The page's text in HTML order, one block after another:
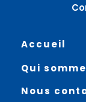
Accueil
Qui
Nous